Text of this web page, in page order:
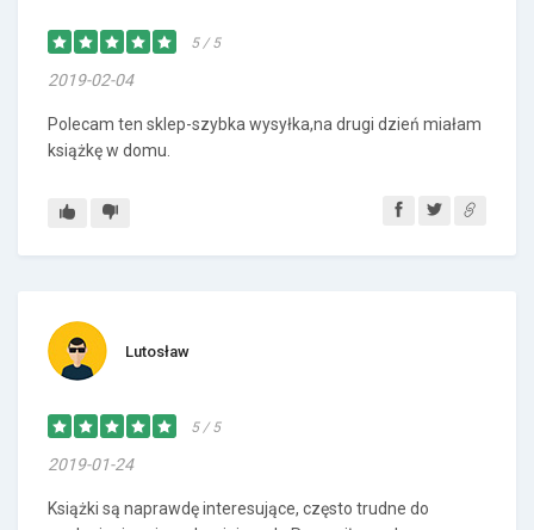
5 / 5
2019-02-04
Polecam ten sklep-szybka wysyłka,na drugi dzień miałam
książkę w domu.
Lutosław
5 / 5
2019-01-24
Książki są naprawdę interesujące, często trudne do